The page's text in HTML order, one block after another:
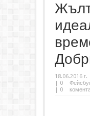
Жълт
18.06.2016 г.
0
0